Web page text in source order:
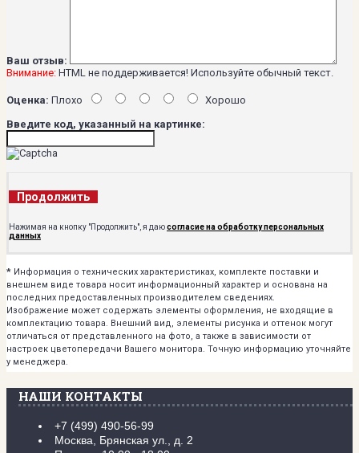
Ваш отзыв:
Внимание: HTML не поддерживается! Используйте обычный текст.
Оценка: Плохо
Хорошо
Введите код, указанный на картинке:
Продолжить
Нажимая на кнопку "Продолжить", я даюсогласие на обработку персональных
данных
* Информация о технических характеристиках, комплекте поставки и
внешнем виде товара носит информационный характер и основана на
последних предоставленных производителем сведениях.
Изображение может содержать элементы оформления, не входящие в
комплектацию товара. Внешний вид, элементы рисунка и оттенок могут
отличаться от представленного на фото, а также в зависимости от
настроек цветопередачи Вашего монитора. Точную информацию уточняйте
у менеджера.
НАШИ КОНТАКТЫ
+7 (499) 490-56-99
Москва, Брянская ул., д. 2